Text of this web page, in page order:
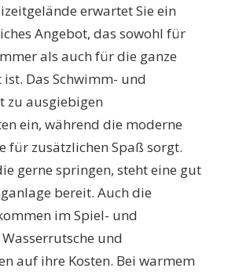
erwartet Sie ein
Angebot, das sowohl für
als auch für die ganze
Das Schwimm- und
zu ausgiebigen
ein, während die moderne
für zusätzlichen Spaß sorgt.
gerne springen, steht eine gut
bereit. Auch die
im Spiel- und
und
auf ihre Kosten. Bei warmem